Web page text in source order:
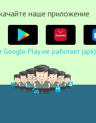
наше приложение
Google Play не работает (apk)